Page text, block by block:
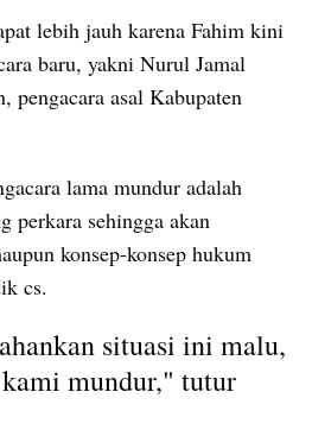
lebih jauh karena Fahim kini
baru, yakni Nurul Jamal
pengacara asal Kabupaten
lama mundur adalah
perkara sehingga akan
konsep-konsep hukum
cs.
situasi ini malu,
mundur," tutur